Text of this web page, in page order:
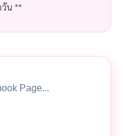
วัน **